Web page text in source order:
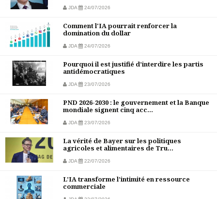
JDA 24/07/2026
Comment l'IA pourrait renforcer la
domination du dollar
JDA 24/07/2026
Pourquoi il est justifié d’interdire les partis
antidémocratiques
JDA 23/07/2026
PND 2026-2030 : le gouvernement et la Banque
mondiale signent cinq acc...
JDA 23/07/2026
La vérité de Bayer sur les politiques
agricoles et alimentaires de Tru...
JDA 22/07/2026
L’IA transforme l’intimité en ressource
commerciale